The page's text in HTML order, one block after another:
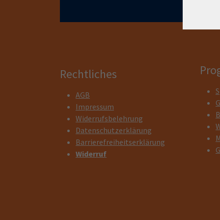
Rechtliches
AGB
Impressum
Widerrufsbelehrung
Datenschutzerklärung
Barrierefreiheitserklärung
Widerruf